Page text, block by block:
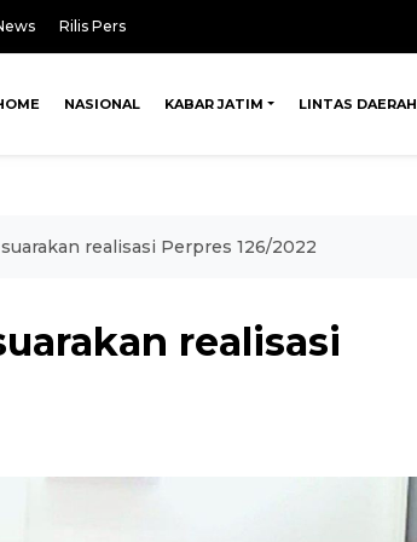
Rilis Pers
NASIONAL KABAR JATIM LINTAS DAERAH
realisasi Perpres 126/2022
realisasi